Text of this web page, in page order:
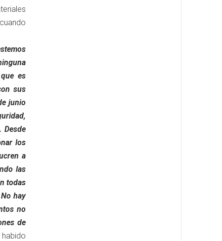
es
sus
junio
Desde
los
a
las
todas
hay
no
de